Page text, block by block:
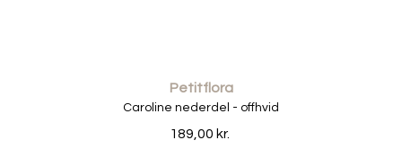
Petitflora
Caroline nederdel - offhvid
189,00 kr.